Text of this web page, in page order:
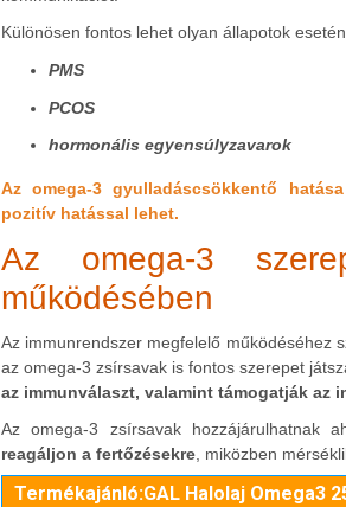
Különösen fontos lehet olyan állapotok
PMS
PCOS
hormonális egyensúlyzavarok
Az omega-3 gyulladáscsökkentő
pozitív hatással lehet.
Az omega-3
működésében
Az immunrendszer megfelelő működéséhez
az omega-3 zsírsavak is fontos szerepet
az immunválaszt, valamint támogatják az
Az omega-3 zsírsavak hozzájárulhatnak
reagáljon a fertőzésekre, miközben
Termékajánló:GAL Halolaj Omega3